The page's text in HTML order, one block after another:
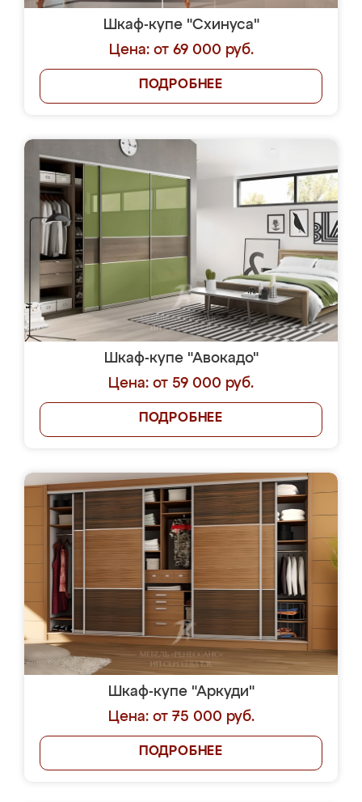
Шкаф-купе "Схинуса"
Цена: от 69 000 руб.
ПОДРОБНЕЕ
Шкаф-купе "Авокадо"
Цена: от 59 000 руб.
ПОДРОБНЕЕ
Шкаф-купе "Аркуди"
Цена: от 75 000 руб.
ПОДРОБНЕЕ